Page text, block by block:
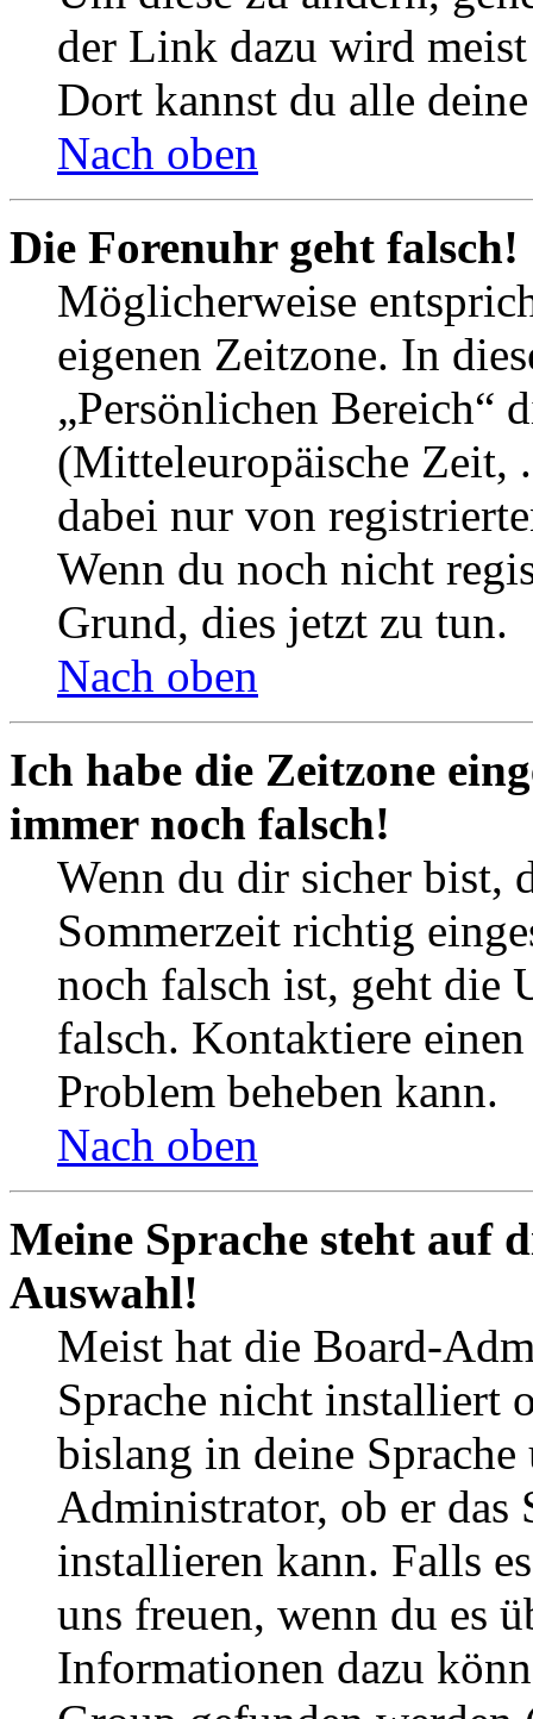
der Link dazu wird
Dort kannst du alle
Nach oben
Die Forenuhr geht falsch!
Möglicherweise
eigenen Zeitzone. In
„Persönlichen Bereich“
(Mitteleuropäische Zeit,
dabei nur von
Wenn du noch nicht
Grund, dies jetzt zu tun.
Nach oben
Ich habe die Zeitzone
immer noch falsch!
Wenn du dir sicher bist,
Sommerzeit richtig
noch falsch ist, geht die
falsch. Kontaktiere
Problem beheben kann.
Nach oben
Meine Sprache steht auf
Auswahl!
Meist hat die Board-
Sprache nicht installiert
bislang in deine
Administrator, ob er das
installieren kann. Falls
uns freuen, wenn du es
Informationen dazu